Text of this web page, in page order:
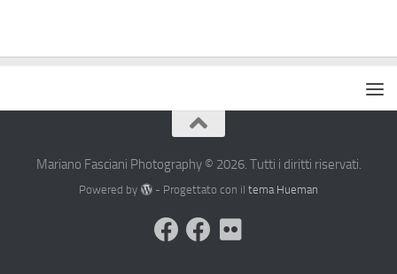
Mariano Fasciani Photography © 2026. Tutti i diritti riservati.
Powered by - Progettato con il tema Hueman